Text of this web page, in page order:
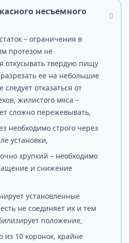
несъемного
– ограничения в
протезом не
откусывать твердую пищу
ее на небольшие
следует отказаться от
жилистого мяса –
сложно пережевывать,
необходимо строго через
установки,
хрупкий – необходимо
и снижение
установленные
не соединяет их и тем
положение,
из 10 коронок, крайне